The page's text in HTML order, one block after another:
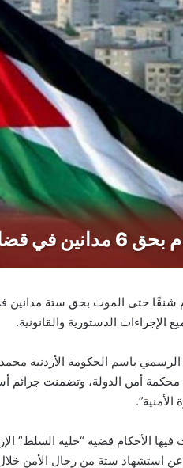
شنقًا حتى الموت بحق ستة مدانين
الإجراءات الدستورية والقانونية.
باسم الحكومة الأردنية
محكمة أمن الدولة، وتضمنت
استشهاد ستة من رجال الأمن خلال